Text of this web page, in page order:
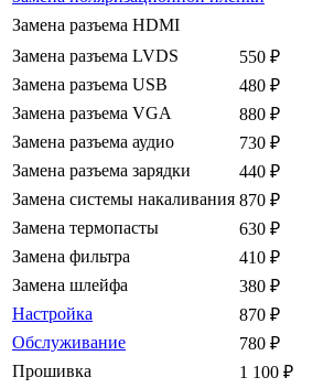
Замена разъема HDMI
Замена разъема LVDS
550 ₽
Замена разъема USB
480 ₽
Замена разъема VGA
880 ₽
Замена разъема аудио
730 ₽
Замена разъема зарядки
440 ₽
Замена системы накаливания 870 ₽
Замена термопасты
630 ₽
Замена фильтра
410 ₽
Замена шлейфа
380 ₽
Настройка
870 ₽
Обслуживание
780 ₽
Прошивка
1 100 ₽